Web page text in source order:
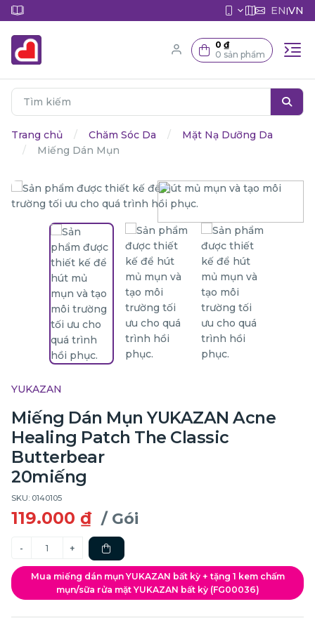
EN|VN
0 ₫
0 sản phẩm
Trang chủ Chăm Sóc Da
Mặt Nạ Dưỡng Da
Miếng Dán Mụn
YUKAZAN
Miếng Dán Mụn YUKAZAN Acne
Healing Patch The Classic
Butterbear
20miếng
SKU: 0140105
119.000 ₫ / Gói
Mua miếng dán mụn YUKAZAN bất kỳ + tặng 1 kem chấm
mụn/sữa rửa mặt YUKAZAN bất kỳ (FG00036)